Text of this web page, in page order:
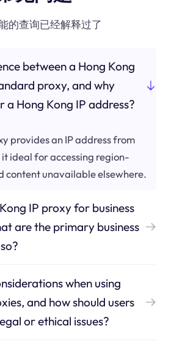
的查询已经解释过了
between a Hong Kong
proxy, and why
a Hong Kong IP address?
provides an IP address from
ideal for accessing region-
content unavailable elsewhere.
IP proxy for business
are the primary business
when using
and how should users
or ethical issues?